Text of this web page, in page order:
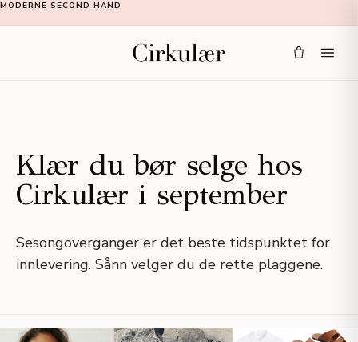
MODERNE SECOND HAND
Klær du bør selge hos
Cirkulær i september
Sesongoverganger er det beste tidspunktet for
innlevering. Sånn velger du de rette plaggene.